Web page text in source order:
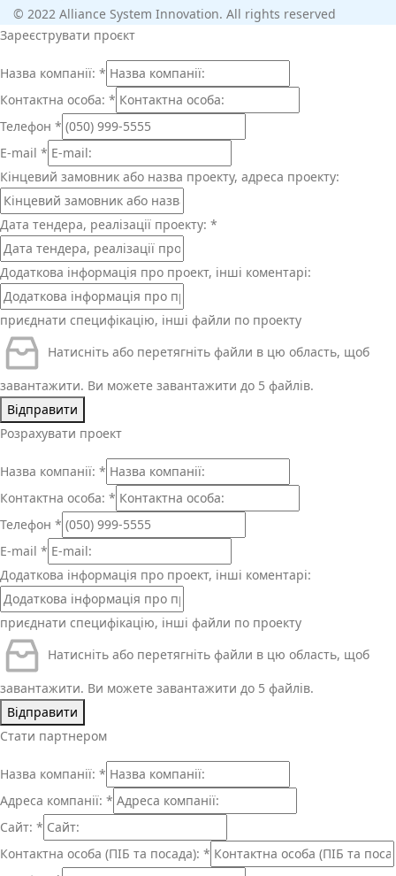
© 2022 Alliance System Innovation. All rights reserved
Зареєструвати проєкт
Назва компанії: *
Контактна особа: *
Телефон *
E-mail *
Кінцевий замовник або назва проекту, адреса проекту:
Дата тендера, реалізації проекту: *
Додаткова інформація про проект, інші коментарі:
приєднати специфікацію, інші файли по проекту
Натисніть або перетягніть файли в цю область, щоб
завантажити. Ви можете завантажити до 5 файлів.
Відправити
Розрахувати проект
Назва компанії: *
Контактна особа: *
Телефон *
E-mail *
Додаткова інформація про проект, інші коментарі:
приєднати специфікацію, інші файли по проекту
Натисніть або перетягніть файли в цю область, щоб
завантажити. Ви можете завантажити до 5 файлів.
Відправити
Стати партнером
Назва компанії: *
Адреса компанії: *
Сайт: *
Контактна особа (ПІБ та посада): *